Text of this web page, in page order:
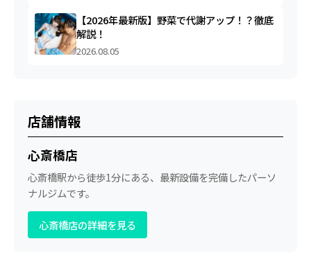
【2026年最新版】野菜で代謝アップ！？徹底
解説！
2026.08.05
店舗情報
心斎橋店
心斎橋駅から徒歩1分にある、最新設備を完備したパーソ
ナルジムです。
心斎橋店の詳細を見る